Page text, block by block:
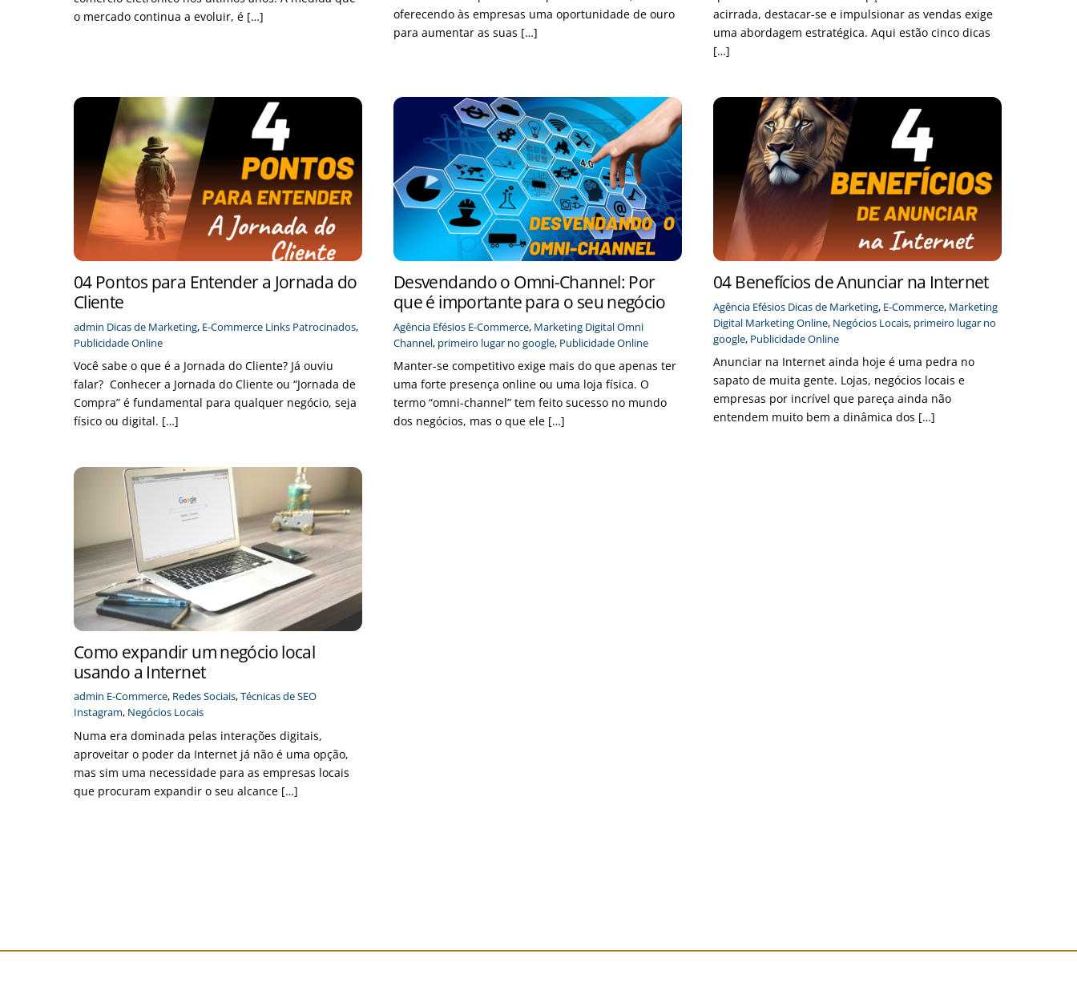
o mercado continua a evoluir, é […]
oferecendo às empresas uma oportunidade de ouro
para aumentar as suas […]
acirrada, destacar-se e impulsionar as vendas exige
uma abordagem estratégica. Aqui estão cinco dicas
[…]
04 Pontos para Entender a Jornada do
Cliente
admin Dicas de Marketing, E-Commerce Links Patrocinados,
Publicidade Online
Você sabe o que é a Jornada do Cliente? Já ouviu
falar? Conhecer a Jornada do Cliente ou “Jornada de
Compra” é fundamental para qualquer negócio, seja
físico ou digital. […]
Desvendando o Omni-Channel: Por
que é importante para o seu negócio
Agência Efésios E-Commerce, Marketing DigitalOmni
Channel, primeiro lugar no google, Publicidade Online
Manter-se competitivo exige mais do que apenas ter
uma forte presença online ou uma loja física. O
termo “omni-channel” tem feito sucesso no mundo
dos negócios, mas o que ele […]
04 Benefícios de Anunciar na Internet
Agência Efésios Dicas de Marketing, E-Commerce, Marketing
Digital Marketing Online, Negócios Locais, primeiro lugar no
google, Publicidade Online
Anunciar na Internet ainda hoje é uma pedra no
sapato de muita gente. Lojas, negócios locais e
empresas por incrível que pareça ainda não
entendem muito bem a dinâmica dos […]
Como expandir um negócio local
usando a Internet
admin E-Commerce, Redes Sociais,Técnicas de SEO
Instagram, Negócios Locais
Numa era dominada pelas interações digitais,
aproveitar o poder da Internet já não é uma opção,
mas sim uma necessidade para as empresas locais
que procuram expandir o seu alcance […]